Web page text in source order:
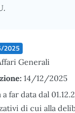
2025
Generali
14/12/2025
a far data dal
di cui alla